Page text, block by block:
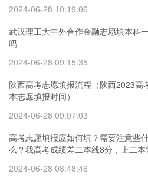
2024-06-28 10:19:06
武汉理工大中外合作金融志愿填本科
吗
2024-06-28 09:15:35
陕西高考志愿填报流程（陕西2023高
本志愿填报时间）
2024-06-28 09:07:03
高考志愿填报应如何填？需要注意些
么？我高考成绩差二本线8分，上二本
2024-06-28 08:48:46